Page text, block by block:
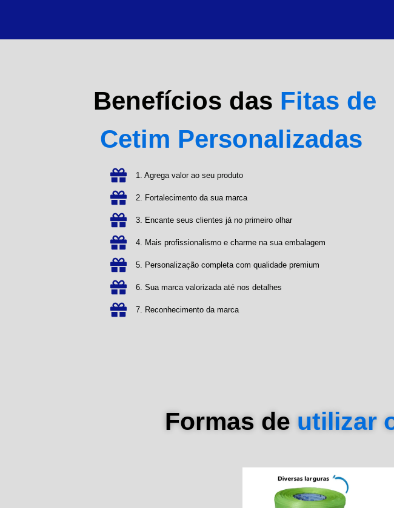
Benefícios das Fitas de
Cetim Personalizadas
1. Agrega valor ao seu produto
2. Fortalecimento da sua marca
3. Encante seus clientes já no primeiro olhar
4. Mais profissionalismo e charme na sua embalagem
5. Personalização completa com qualidade premium
6. Sua marca valorizada até nos detalhes
7. Reconhecimento da marca
Formas de utilizar